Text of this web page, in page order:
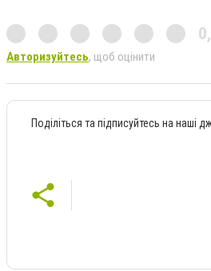
Авторизуйтесь, щоб оцінити
Поділіться та підписуйтесь на наші